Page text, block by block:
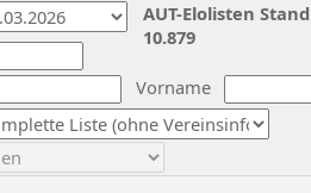
Vorname
AUT-Elolisten
10.879